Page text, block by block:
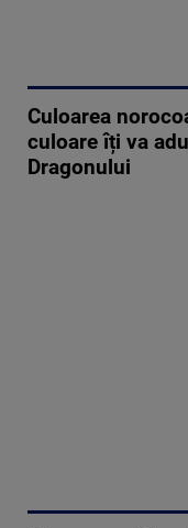
Culoarea
culoare îți va
Dragonului